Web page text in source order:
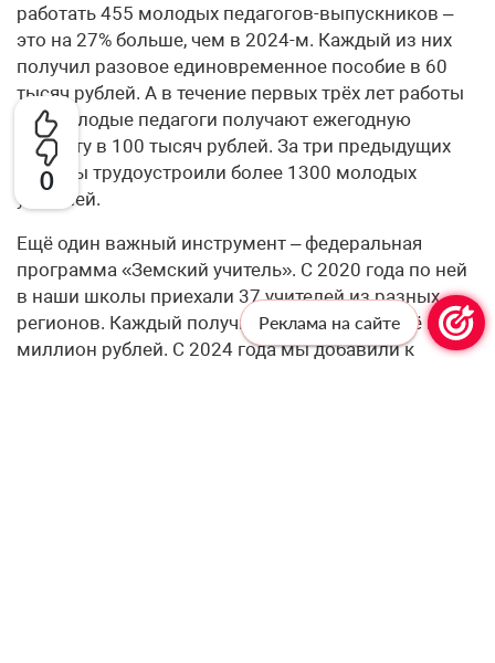
0
работать 455 молодых педагогов-выпускников –
это на 27% больше, чем в 2024-м. Каждый из них
получил разовое единовременное пособие в 60
тысяч рублей. А в течение первых трёх лет работы
все молодые педагоги получают ежегодную
выплату в 100 тысяч рублей. За три предыдущих
года мы трудоустроили более 1300 молодых
учителей.
Ещё один важный инструмент – федеральная
программа «Земский учитель». С 2020 года по ней
в наши школы приехали 37 учителей из разных
регионов. Каждый получил служебное жильё и 1
миллион рублей. С 2024 года мы добавили к
Реклама на сайте